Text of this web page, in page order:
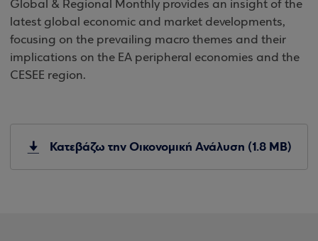
Global & Regional Monthly provides an insight of the
latest global economic and market developments,
focusing on the prevailing macro themes and their
implications on the EA peripheral economies and the
CESEE region.
Κατεβάζω την Οικονομική Ανάλυση (1.8 MB)